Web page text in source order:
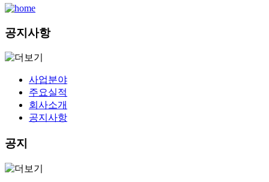
공지사항
사업분야
주요실적
회사소개
공지사항
공지